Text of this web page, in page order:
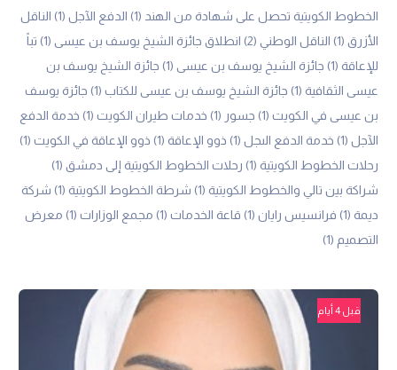
الخطوط الكويتية تحصل على شهادة من الهند (1) الدفع الآجل (1)
الناقل
الأزرق (1) الناقل الوطني (2) انطلاق جائزة الشيخ يوسف بن عيسى (1)
تباً
للإعاقة (1) جائزة الشيخ يوسف بن عيسى (1)
جائزة الشيخ يوسف بن
عيسى الثقافية (1) جائزة الشيخ يوسف بن عيسى للكتاب (1)
جائزة يوسف
بن عيسى في الكويت (1) جسور (1) خدمات طيران الكويت (1)
خدمة الدفع
الآجل (1) خدمة الدفع الىجل (1) ذوو الإعاقة (1) ذوو الإعاقة في الكويت (1)
رحلات الخطوط الكويتية (1) رحلات الخطوط الكويتية إلى دمشق (1)
شراكة بين تالي والخطوط الكويتية (1) شرطة الخطوط الكويتية (1)
شركة
ديمة (1) فرانسيس رايان (1) قاعة الخدمات (1) مجمع الوزارات (1)
معرض
التصميم (1)
قبل 4 أيام